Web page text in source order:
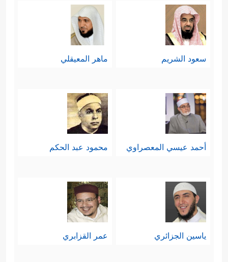
فَبِأَیِّ ءَالَاۤءِ رَبِّكَ تَتَمَارَىٰ
هَـٰذَا نَذِیرࣱ مِّنَ ٱلنُّذُرِ
ٱلۡأُولَىٰۤ﴿٥٦﴾ ﴿٥٧﴾
لَیۡسَ لَهَا مِن دُونِ
ٱللَّهِ كَاشِفَةٌ﴾
النهوض من غفلتهم ولهوهم ولعبهم، مبيّنًا
لهم طريق خلاصهم ونجاتهم، وما فيه
خيرهم وعِزُّهم﴿أَفَمِنۡ هَـٰذَا ٱلۡحَدِیثِ تَعۡجَبُونَ
﴿٥٩﴾
وَتَضۡحَكُونَ وَلَا تَبۡكُونَ﴿٦٠﴾
سَـٰمِدُونَ
فَٱسۡجُدُواْ لِلَّهِ وَٱعۡبُدُواْ ۩﴾
سعود الشريم ماهر المعيقلي
أحمد عيسي المعصراوي محمود عبد الحكم
ياسين الجزائري عمر القزابري